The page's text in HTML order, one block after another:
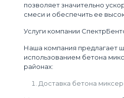
позволяет значительно
смеси и обеспечить ее
Услуги компании
Наша компания предлагает
использованием бетона
районах:
Доставка бетона